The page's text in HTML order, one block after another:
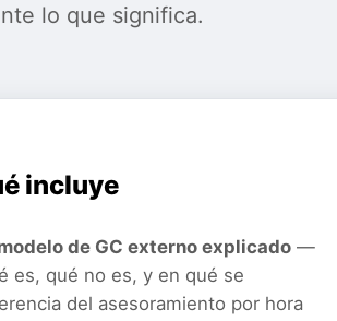
lo que significa.
incluye
de GC externo explicado —
es, qué no es, y en qué se
del asesoramiento por hora